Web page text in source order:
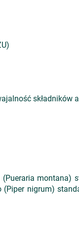
składników
montana)
nigrum)